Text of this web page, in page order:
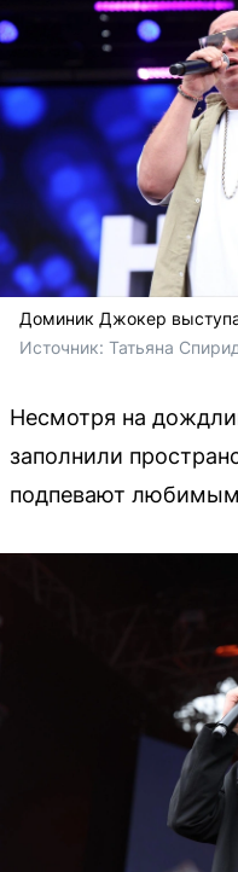
Доминик Джокер
Источник: Татьяна
Несмотря на
заполнили
подпевают